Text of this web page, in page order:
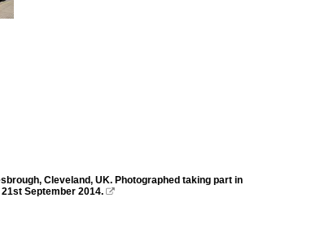
Cleveland, UK. Photographed taking part in
September 2014. 